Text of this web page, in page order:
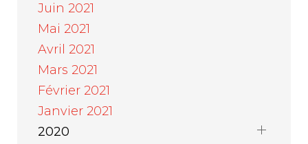
Juin 2021
Mai 2021
Avril 2021
Mars 2021
Février 2021
Janvier 2021
2020